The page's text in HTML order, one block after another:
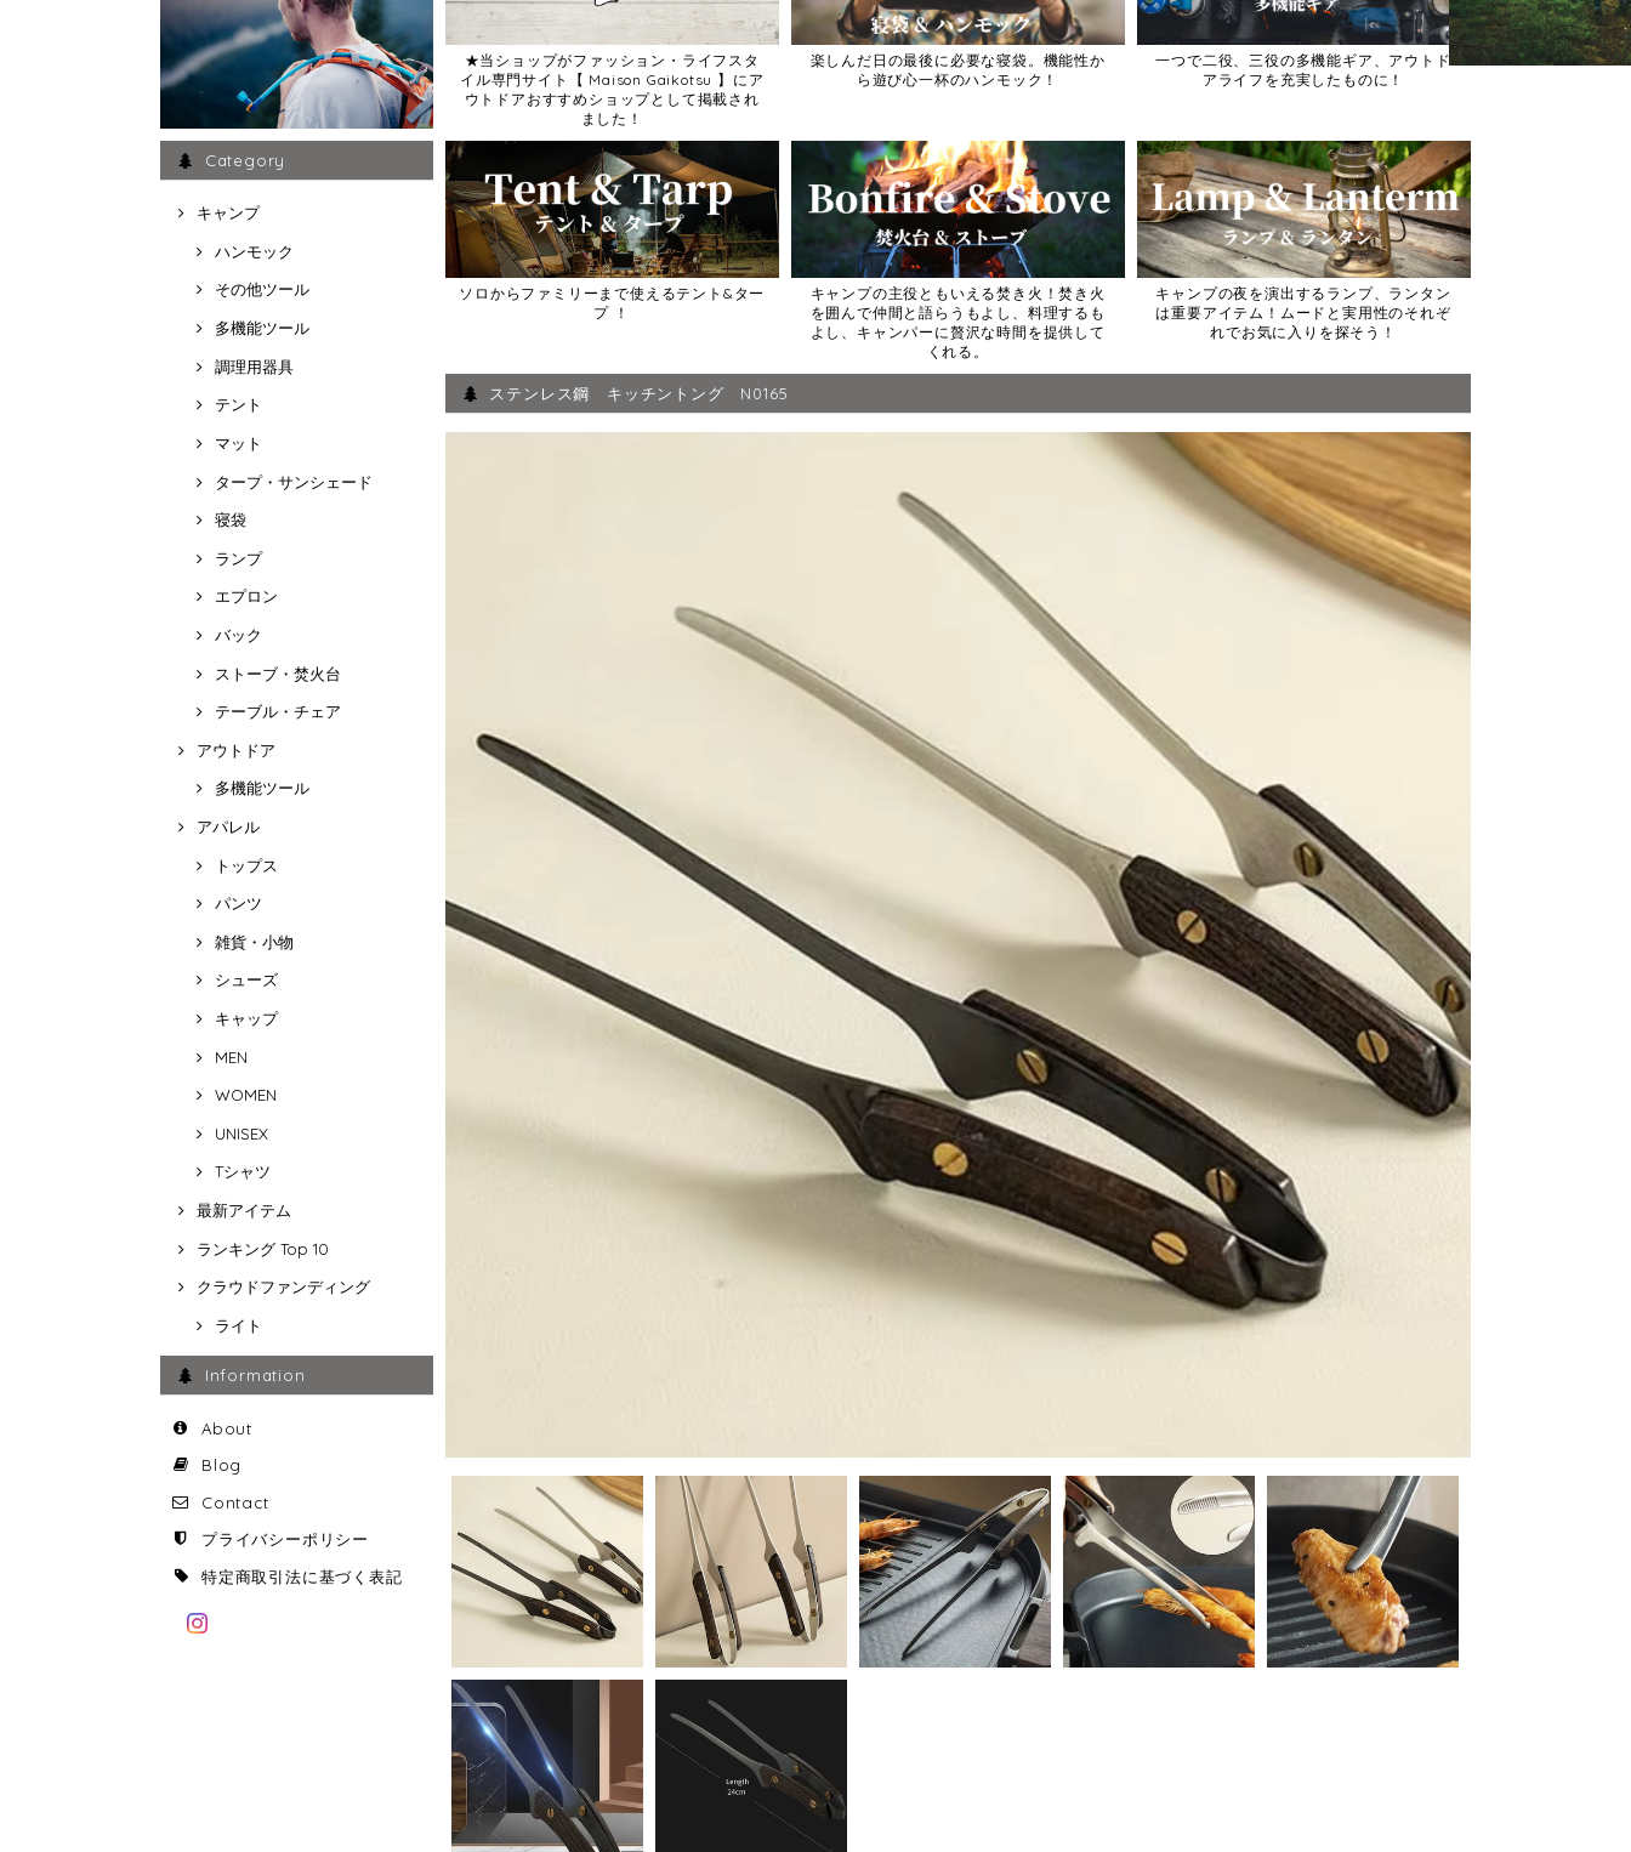
Category
キャンプ
ハンモック
その他ツール
多機能ツール
調理用器具
テント
マット
タープ・サンシェード
寝袋
ランプ
エプロン
バック
ストーブ・焚火台
テーブル・チェア
アウトドア
多機能ツール
アパレル
トップス
パンツ
雑貨・小物
シューズ
キャップ
MEN
WOMEN
UNISEX
Tシャツ
最新アイテム
ランキング Top 10
クラウドファンディング
ライト
Information
About
Blog
Contact
プライバシーポリシー
特定商取引法に基づく表記
★当ショップがファッション・ライフスタ
イル専門サイト【 Maison Gaikotsu 】にア
ウトドアおすすめショップとして掲載され
ました！
楽しんだ日の最後に必要な寝袋。機能性か
ら遊び心一杯のハンモック！
一つで二役、三役の多機能ギア、アウトド
アライフを充実したものに！
ソロからファミリーまで使えるテント&ター
プ ！
キャンプの主役ともいえる焚き火！焚き火
を囲んで仲間と語らうもよし、料理するも
よし、キャンパーに贅沢な時間を提供して
くれる。
キャンプの夜を演出するランプ、ランタン
は重要アイテム！ムードと実用性のそれぞ
れでお気に入りを探そう！
ステンレス鋼 キッチントング N0165